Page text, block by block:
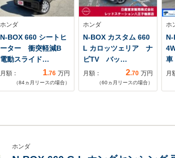
ホンダ
N-BOX 660 シートヒ
ーター 衝突軽減B
電動スライド…
月額： 1.76 万円
（84ヵ月リースの場合）
ホンダ
N-BOX カスタム 660
L カロッツェリア ナ
ビTV バッ…
月額： 2.70 万円
（60ヵ月リースの場合）
ホ
月
ホンダ